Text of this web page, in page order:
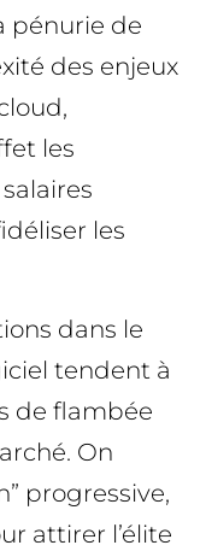
pénurie de
des enjeux
les
les
dans le
tendent à
de flambée
On
progressive,
attirer l’élite